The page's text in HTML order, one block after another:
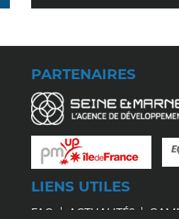
PARTENAIRES
LIENS UTILES
FAQ ACTUALITÉS